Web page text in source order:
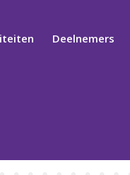
Deelnemers